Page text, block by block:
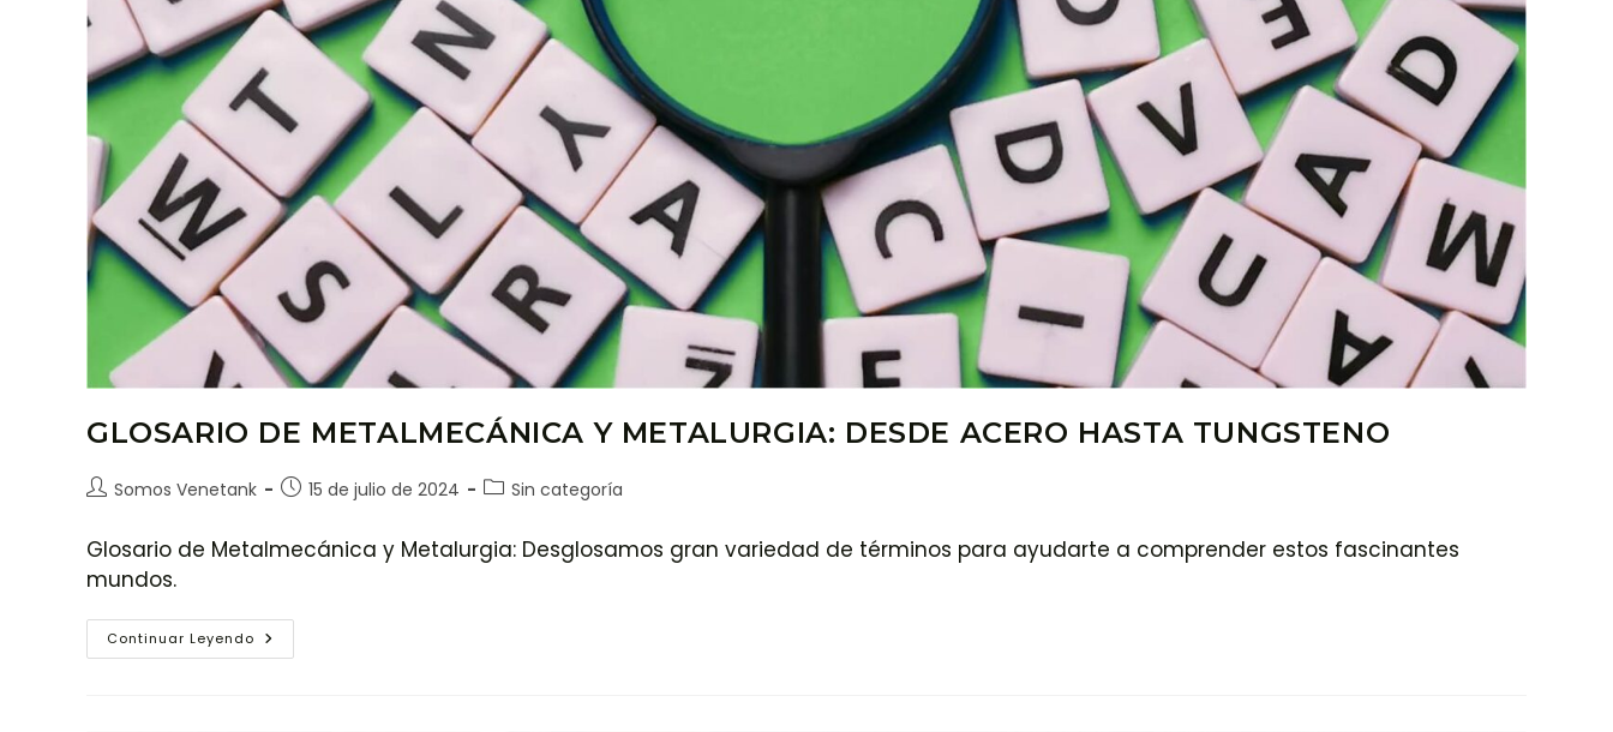
GLOSARIO DE METALMECÁNICA Y METALURGIA: DESDE ACERO HASTA TUNGSTENO
Somos Venetank 15 de julio de 2024 Sin categoría
Glosario de Metalmecánica y Metalurgia: Desglosamos gran variedad de términos para ayudarte a comprender estos fascinantes
mundos.
Continuar Leyendo